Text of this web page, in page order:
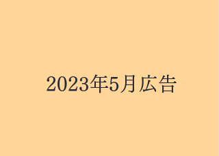
2023年5月広告